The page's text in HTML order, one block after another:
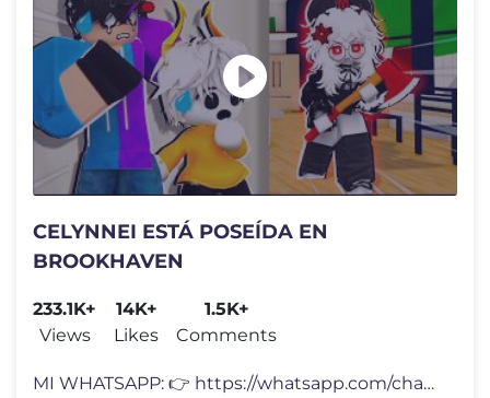
CELYNNEI ESTÁ POSEÍDA EN
BROOKHAVEN
233.1K+
Views
14K+
Likes
1.5K+
Comments
MI WHATSAPP: 👉 https://whatsapp.com/channel/0029VbCkenyLdQefic1mxc3